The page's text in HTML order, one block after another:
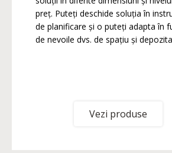
preț. Puteți deschide soluția în
de planificare și o puteți adapta în
de nevoile dvs. de spațiu și
Vezi produse